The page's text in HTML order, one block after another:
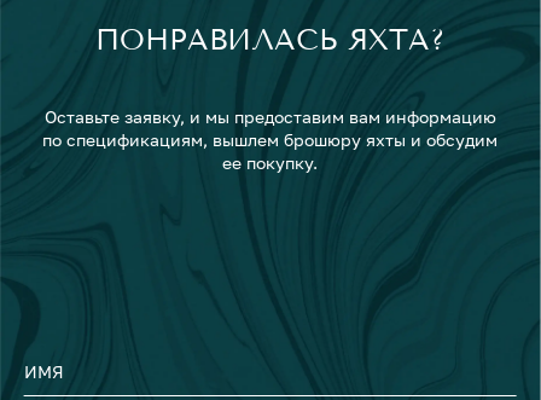
ПОНРАВИЛАСЬ ЯХТА?
Оставьте заявку, и мы предоставим вам информацию
по спецификациям, вышлем брошюру яхты и обсудим
ее покупку.
ИМЯ